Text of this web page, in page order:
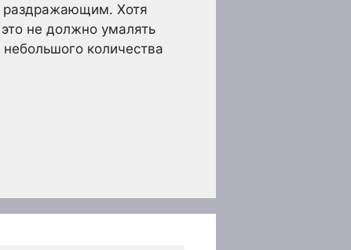
раздражающим. Хотя
не должно умалять
количества